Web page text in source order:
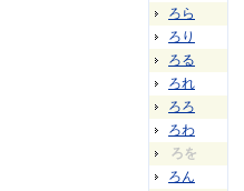
ろら
ろり
ろる
ろれ
ろろ
ろわ
ろを
ろん